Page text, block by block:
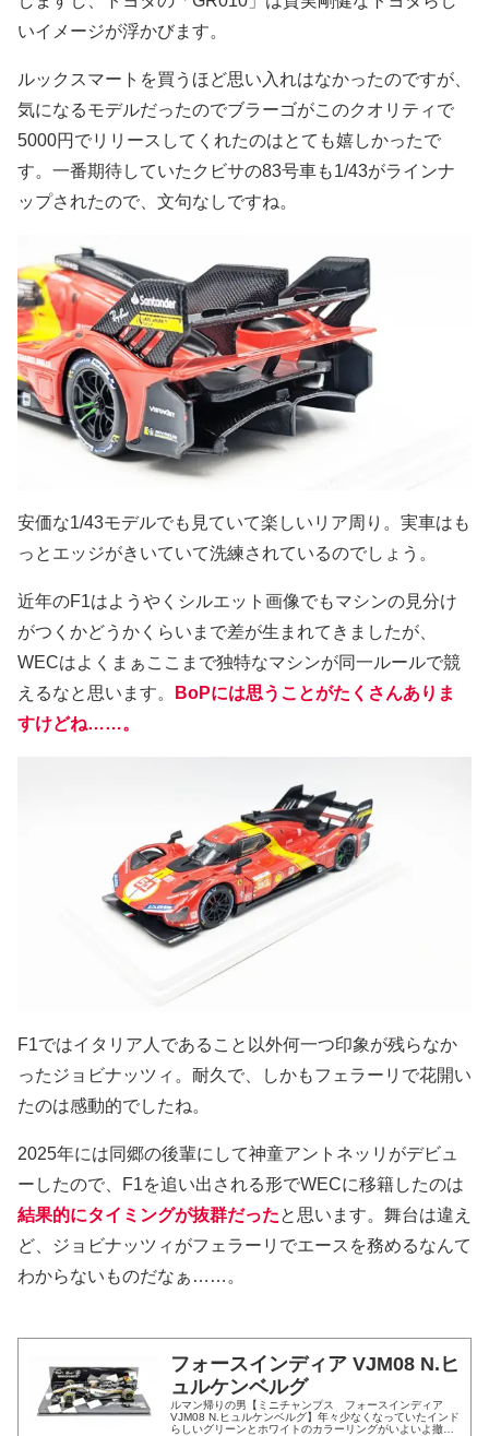
いイメージが浮かびます。
ルックスマートを買うほど思い入れはなかったのですが、
気になるモデルだったのでブラーゴがこのクオリティで
5000円でリリースしてくれたのはとても嬉しかったで
す。一番期待していたクビサの83号車も1/43がラインナ
ップされたので、文句なしですね。
安価な1/43モデルでも見ていて楽しいリア周り。実車はも
っとエッジがきいていて洗練されているのでしょう。
近年のF1はようやくシルエット画像でもマシンの見分け
がつくかどうかくらいまで差が生まれてきましたが、
WECはよくまぁここまで独特なマシンが同一ルールで競
えるなと思います。
BoPには思うことがたくさんありま
すけどね……。
F1ではイタリア人であること以外何一つ印象が残らなか
ったジョビナッツィ。耐久で、しかもフェラーリで花開い
たのは感動的でしたね。
2025年には同郷の後輩にして神童アントネッリがデビュ
ーしたので、F1を追い出される形でWECに移籍したのは
結果的にタイミングが抜群だったと思います。舞台は違え
ど、ジョビナッツィがフェラーリでエースを務めるなんて
わからないものだなぁ……。
フォースインディア VJM08 N.ヒ
ュルケンベルグ
ルマン帰りの男【ミニチャンプス フォースインディア
VJM08 N.ヒュルケンベルグ】年々少なくなっていたインド
らしいグリーンとホワイトのカラーリングがいよいよ撤廃